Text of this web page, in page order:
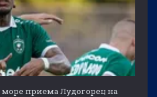
приема Лудогорец на